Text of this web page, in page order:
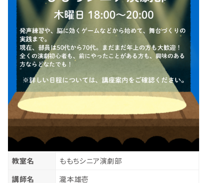
教室名
ももちシニア演劇部
講師名
瀧本雄壱